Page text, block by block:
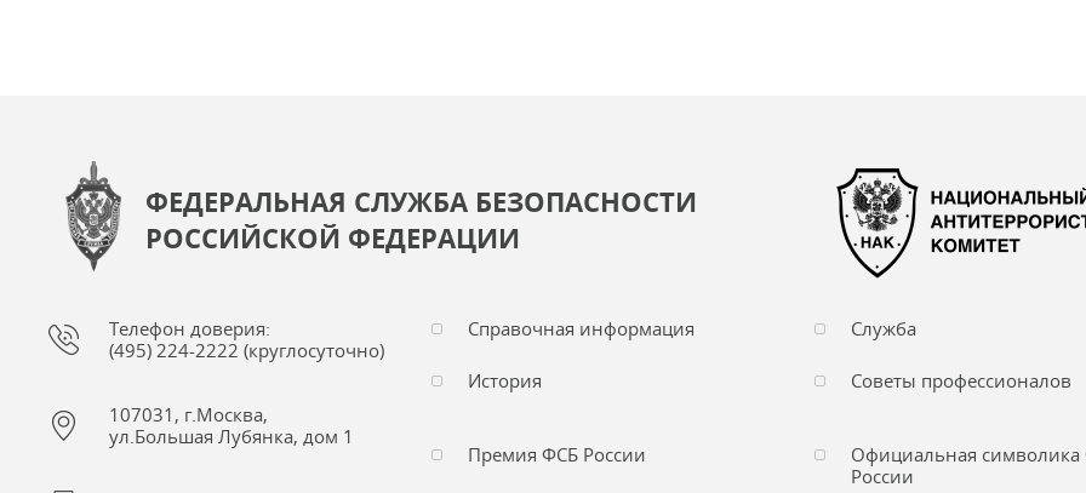
ФЕДЕРАЛЬНАЯ СЛУЖБА БЕЗОПАСНОСТИ
РОССИЙСКОЙ ФЕДЕРАЦИИ
Телефон доверия:
(495) 224-2222 (круглосуточно)
107031, г.Москва,
ул.Большая Лубянка, дом 1
Справочная информация Служба
История Советы профессионалов
Премия ФСБ России
Официальная
России